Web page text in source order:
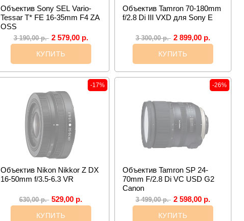
Объектив Sony SEL Vario-
Tessar T* FE 16-35mm F4 ZA
OSS
3 190,00р. 2 579,00 р.
КУПИТЬ
Объектив Tamron 70-180mm
f/2.8 Di III VXD для Sony E
3 300,00р. 2 899,00 р.
КУПИТЬ
-17%
Объектив Nikon Nikkor Z DX
16-50mm f/3.5-6.3 VR
630,00р. 529,00 р.
КУПИТЬ
-26%
Объектив Tamron SP 24-
70mm F/2.8 Di VC USD G2
Canon
3 499,00р. 2 598,00 р.
КУПИТЬ